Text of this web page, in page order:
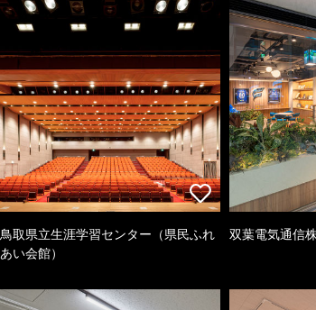
鳥取県立生涯学習センター（県民ふれ
あい会館）
双葉電気通信